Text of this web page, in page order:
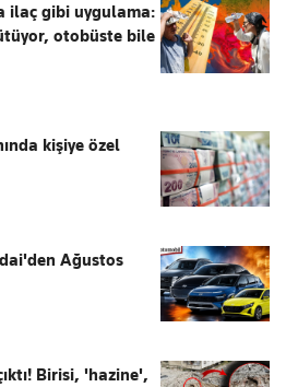
ilaç gibi uygulama:
otobüste bile
kişiye özel
Ağustos
Birisi, 'hazine',